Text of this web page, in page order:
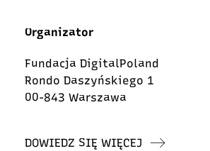
Organizator
Fundacja DigitalPoland
Rondo Daszyńskiego 1
00-843 Warszawa
DOWIEDZ SIĘ WIĘCEJ